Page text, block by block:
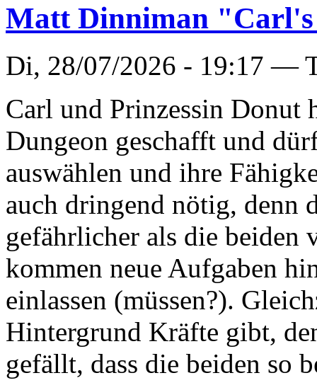
Matt Dinniman "Carl's
Di, 28/07/2026 - 19:17 —
Carl und Prinzessin Donut
Dungeon geschafft und
auswählen und ihre
auch dringend nötig, denn
gefährlicher als die beiden
kommen neue Aufgaben
einlassen (müssen?).
Hintergrund Kräfte gibt,
gefällt, dass die beiden so